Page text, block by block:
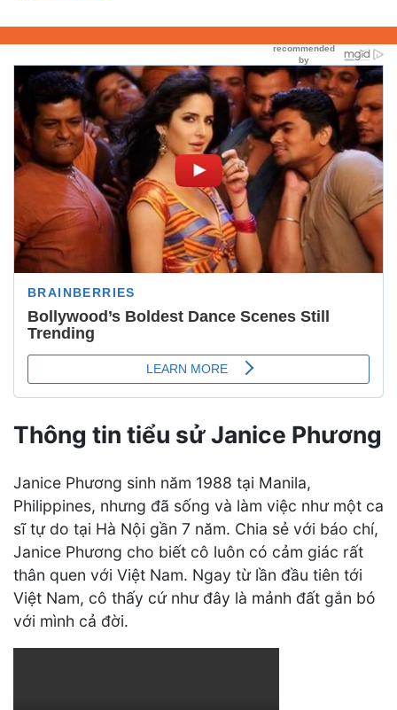
Thông tin tiểu sử Janice Phương
Janice Phương sinh năm 1988 tại Manila,
Philippines, nhưng đã sống và làm việc như một ca
sĩ tự do tại Hà Nội gần 7 năm. Chia sẻ với báo chí,
Janice Phương cho biết cô luôn có cảm giác rất
thân quen với Việt Nam. Ngay từ lần đầu tiên tới
Việt Nam, cô thấy cứ như đây là mảnh đất gắn bó
với mình cả đời.